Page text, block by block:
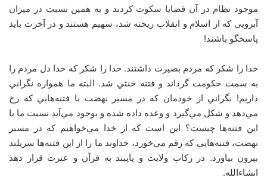
موجود نظام در آن قضايا سکوت کردند و به همين نسبت در ميزان
آبرويي که از اسلام و انقلاب ريخته شد، سهيم هستند و در آخرت بايد
پاسخگو باشند!
خدا را شکر که مردم بصيرت داشتند. خدا را شکر که خدا دل مردم را
به سمت حکومت گرداند و فتنه خنثي شد. البته ما همواره نگراني
داريم! نگراني از خودمان که در مسير نهضت با فتنه‌هايي که رخ
مي‌دهد و شکل مي‌گيرد و وعده داده شده و بوجود مي‌آيد نسبت ما با
اين فتنه‌ها چيست؟ اين است که از خدا مي‌خواهيم که در مسير
نهضت، فتنه‌هايي که رقم مي‌خورد، خداوند ما را از اين فتنه‌ها سربلند
بيرون بياورد. در رکاب ولايت و پايبند به قرآن و عترت قرار دهد
انشاءالله.